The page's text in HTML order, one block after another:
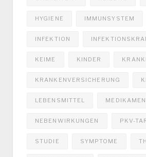
HYGIENE IMMUNSYSTEM
INFEKTION
KEIME KINDER
KRANKENVERSICHERUNG
LEBENSMITTEL
NEBENWIRKUNGEN PKV-
STUDIE SYMPTOME